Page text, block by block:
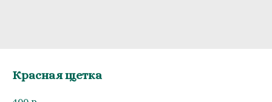
Красная щетка